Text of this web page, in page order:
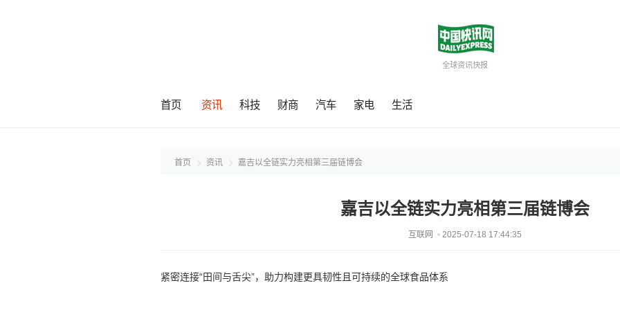
全球资讯快报
首页 资讯 科技 财商 汽车 家电 生活
首页 资讯 嘉吉以全链实力亮相第三届链博会
嘉吉以全链实力亮相第三届链博会
互联网 2025-07-18 17:44:35
紧密连接“田间与舌尖”，助力构建更具韧性且可持续的全球食品体系